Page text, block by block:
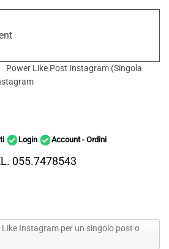
Power Like Post Instagram (Singola
Login Account - Ordini
055.7478543
Instagram per un singolo post o